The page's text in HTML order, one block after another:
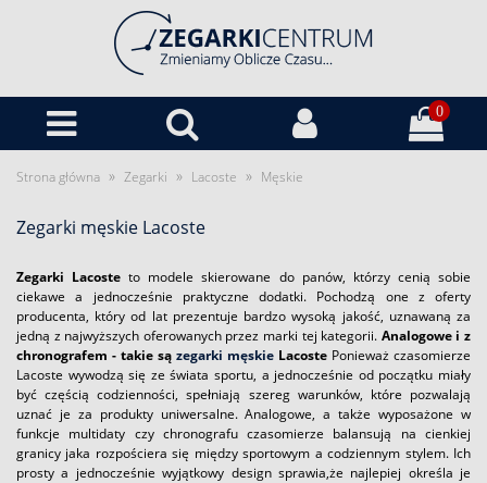
0
Strona główna » Zegarki » Lacoste » Męskie
Zegarki męskie Lacoste
Zegarki Lacoste to modele skierowane do panów, którzy cenią sobie
ciekawe a jednocześnie praktyczne dodatki. Pochodzą one z oferty
producenta, który od lat prezentuje bardzo wysoką jakość, uznawaną za
jedną z najwyższych oferowanych przez marki tej kategorii. Analogowe i z
chronografem - takie są zegarki męskie Lacoste Ponieważ czasomierze
Lacoste wywodzą się ze świata sportu, a jednocześnie od początku miały
być częścią codzienności, spełniają szereg warunków, które pozwalają
uznać je za produkty uniwersalne. Analogowe, a także wyposażone w
funkcje multidaty czy chronografu czasomierze balansują na cienkiej
granicy jaka rozpościera się między sportowym a codziennym stylem. Ich
prosty a jednocześnie wyjątkowy design sprawia,że najlepiej określa je